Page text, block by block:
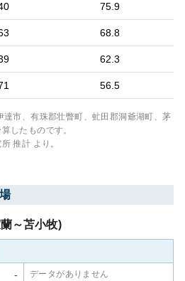
75.9
68.8
62.3
56.5
達市、有珠郡壮瞥町、虻田郡洞爺湖町、茅
したものです。
推計 より。
～苫小牧)
- データがありません